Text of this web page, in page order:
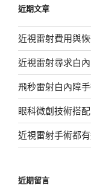
字:
近期文章
近視雷射費用與
近視雷射尋求白
飛秒雷射白內障
眼科微創技術搭
近視雷射手術都
近期留言